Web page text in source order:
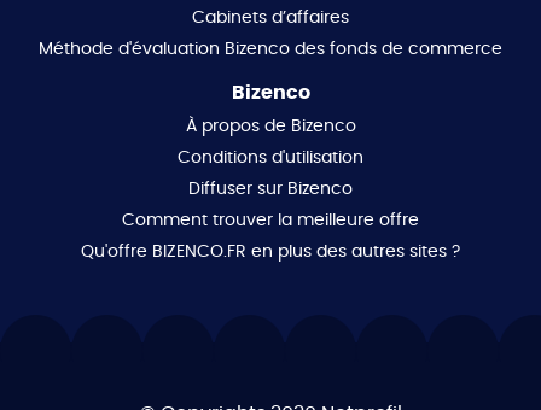
Cabinets d’affaires
Méthode d'évaluation Bizenco des fonds de commerce
Bizenco
À propos de Bizenco
Conditions d'utilisation
Diffuser sur Bizenco
Comment trouver la meilleure offre
Qu'offre BIZENCO.FR en plus des autres sites ?